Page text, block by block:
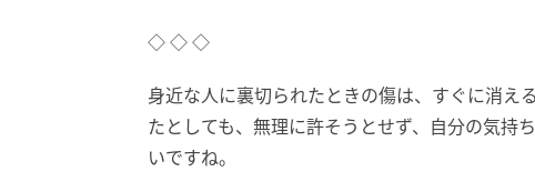
◇ ◇ ◇
身近な人に裏切られたときの傷は、すぐに消え
たとしても、無理に許そうとせず、自分の気持
いですね。